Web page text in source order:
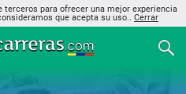
para ofrecer una mejor experiencia
que acepta su uso.. Cerrar